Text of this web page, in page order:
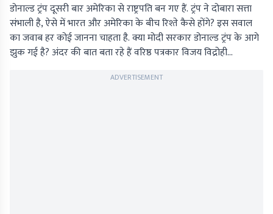
डोनाल्ड ट्रंप दूसरी बार अमेरिका से राष्ट्रपति बन गए हैं. ट्रंप ने दोबारा सत्ता
संभाली है, ऐसे में भारत और अमेरिका के बीच रिश्ते कैसे होंगे? इस सवाल
का जवाब हर कोई जानना चाहता है. क्या मोदी सरकार डोनाल्ड ट्रंप के आगे
झुक गई है? अंदर की बात बता रहे हैं वरिष्ठ पत्रकार विजय विद्रोही...
ADVERTISEMENT